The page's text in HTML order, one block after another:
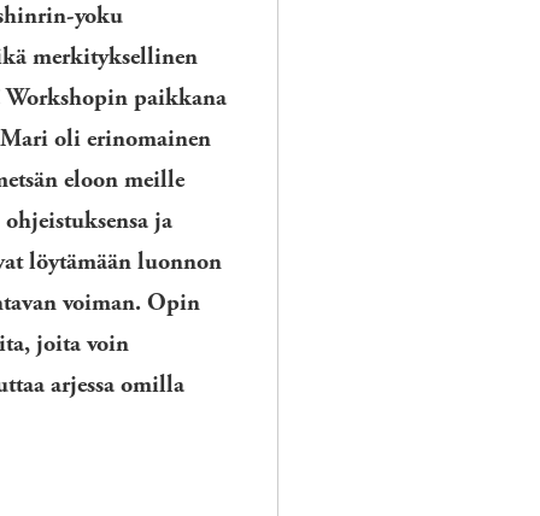
yoku
merkityksellinen
Workshopin paikkana
oli erinomainen
eloon meille
ja
löytämään luonnon
voiman. Opin
joita voin
arjessa omilla